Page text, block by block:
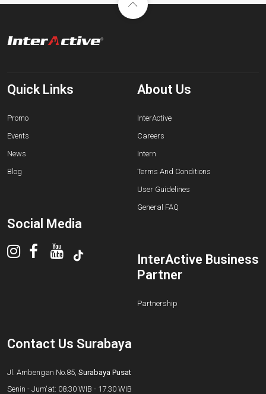
Quick Links
Promo
Events
News
Blog
Social Media
About Us
InterActive
Careers
Intern
Terms And Conditions
User Guidelines
General FAQ
InterActive Business
Partner
Partnership
Contact Us Surabaya
Jl. Ambengan No.85, Surabaya Pusat
Senin - Jum'at: 08.30 WIB - 17.30 WIB